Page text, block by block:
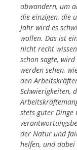
abwandern, um
die einzigen, die
Jahr wird es
wollen. Das ist
nicht recht
schon sagte,
werden sehen,
den
Schwierigkeiten,
stets guter
der Natur und
helfen, und